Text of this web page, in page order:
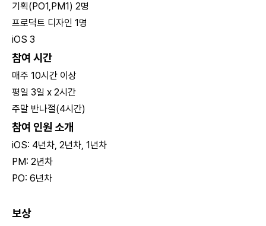
기획(PO1,PM1) 2명
프로덕트 디자인 1명
iOS 3
참여 시간
매주 10시간 이상
평일 3일 x 2시간
주말 반나절(4시간)
참여 인원 소개
iOS: 4년차, 2년차, 1년차
PM: 2년차
PO: 6년차
보상